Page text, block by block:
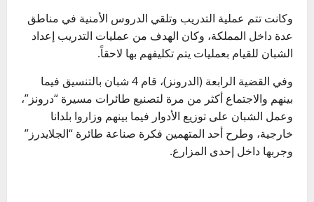
وكانت تتم عملية التدريب وتلقي الدروس الأمنية في مناطق
عدة داخل المملكة، وكان الهدف من عمليات التدريب إعداد
الشبان للقيام بعمليات يتم تكليفهم بها لاحقاً.
وفي القضية الرابعة (الدرونز)، قام 4 شبان بالتنسيق فيما
بينهم والاجتماع أكثر من مرة لتصنيع طائرات مسيرة “درونز”،
وعمل الشبان على توزيع الأدوار فيما بينهم وزاروا بلدانا
خارجية، وطرح أحد المتهمين فكرة صناعة طائرة “الجلايدرز”
وجربها داخل إحدى المزارع.